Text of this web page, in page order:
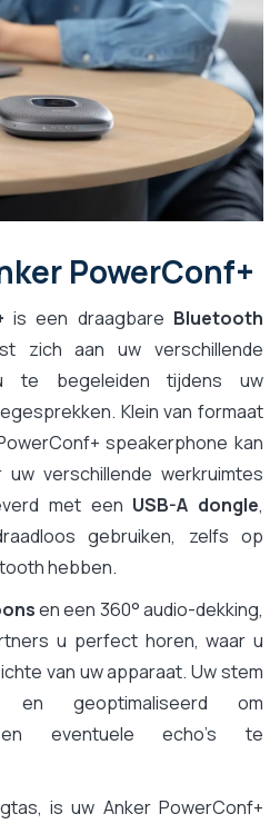
PowerConf+
is een draagbare Bluetooth
zich aan uw verschillende
te begeleiden tijdens uw
Klein van formaat
speakerphone kan
verschillende werkruimtes
met een USB-A dongle,
gebruiken, zelfs op
hebben.
en een 360° audio-dekking,
u perfect horen, waar u
van uw apparaat. Uw stem
en geoptimaliseerd om
en eventuele echo's te
is uw Anker PowerConf+